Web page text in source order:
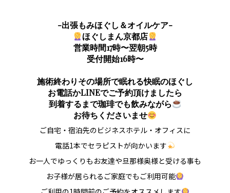
-出張もみほぐし＆オイルケア-
ほぐしまん京都店
営業時間17時〜翌朝5時
受付開始16時〜
施術終わりその場所で眠れる快眠のほぐし
お電話かLINEでご予約頂けましたら
到着するまで珈琲でも飲みながら
お待ちくださいませ
ご自宅・宿泊先のビジネスホテル・オフィスに
電話1本でセラピストが向かいます
お一人でゆっくりもお友達や旦那様奥様と受ける事も
お子様が居られるご家庭でもご利用可能